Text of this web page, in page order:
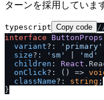
ターンを採用していま
typescript Copy code /
interface
ButtonProps
variant?: 'primary'
size?: 'sm' 'md'
children : React .
onClick?: () =>
className?: string ;
}